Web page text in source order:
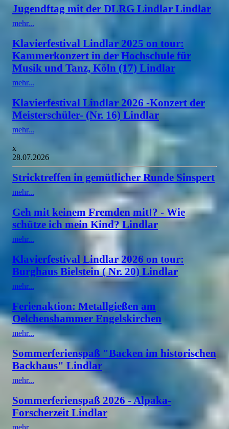
Jugendftag mit der DLRG Lindlar Lindlar
mehr...
Klavierfestival Lindlar 2025 on tour:
Kammerkonzert in der Hochschule für
Musik und Tanz, Köln (17) Lindlar
mehr...
Klavierfestival Lindlar 2026 -Konzert der
Meisterschüler- (Nr. 16) Lindlar
mehr...
x
28.07.2026
Stricktreffen in gemütlicher Runde Sinspert
mehr...
Geh mit keinem Fremden mit!? - Wie
schütze ich mein Kind? Lindlar
mehr...
Klavierfestival Lindlar 2026 on tour:
Burghaus Bielstein ( Nr. 20) Lindlar
mehr...
Ferienaktion: Metallgießen am
Oelchenshammer Engelskirchen
mehr...
Sommerferienspaß "Backen im historischen
Backhaus" Lindlar
mehr...
Sommerferienspaß 2026 - Alpaka-
Forscherzeit Lindlar
mehr...